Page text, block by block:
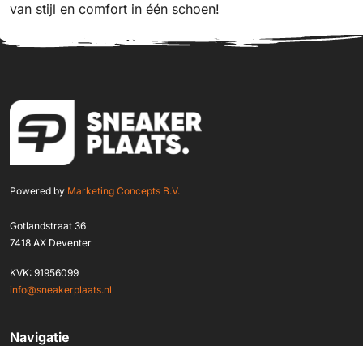
van stijl en comfort in één schoen!
Powered by Marketing Concepts B.V.
Gotlandstraat 36
7418 AX Deventer
KVK: 91956099
info@sneakerplaats.nl
Navigatie